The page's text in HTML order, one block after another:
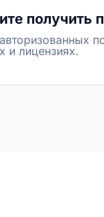
получить
и лицензиях.